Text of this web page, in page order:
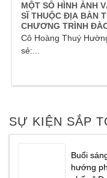
MỘT SỐ HÌNH ẢNH
SĨ THUỘC ĐỊA BÀN
CHƯƠNG TRÌNH
HƯỚNG KINH
DO CHUYÊN GIA
CHƯƠNG TRÌNH
Cô Hoàng Thuý
sẻ:...
SỰ KIỆN SẮP
Buổi
hướng